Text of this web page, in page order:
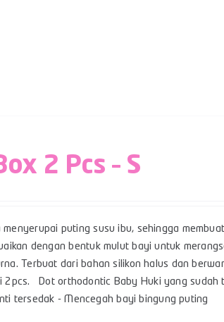
2 Pcs – S
puting susu ibu, sehingga
dengan bentuk mulut bayi untuk
Terbuat dari bahan silikon halus dan
2pcs. Dot orthodontic Baby Huki yang sudah
tersedak - Mencegah bayi bingung puting